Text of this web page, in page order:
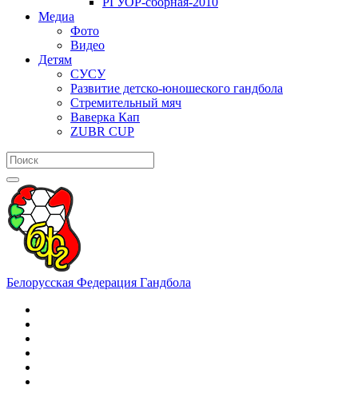
Медиа
Фото
Видео
Детям
СУСУ
Развитие детско-юношеского гандбола
Стремительный мяч
Ваверка Кап
ZUBR CUP
Белорусская Федерация Гандбола